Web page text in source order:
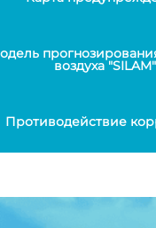
воздуха "SILAM"
Противодействие